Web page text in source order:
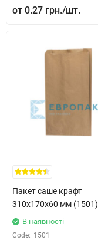
0.27 грн.
Пакет саше крафт
310x170x60 мм (1501)
В наявності
Code: 1501